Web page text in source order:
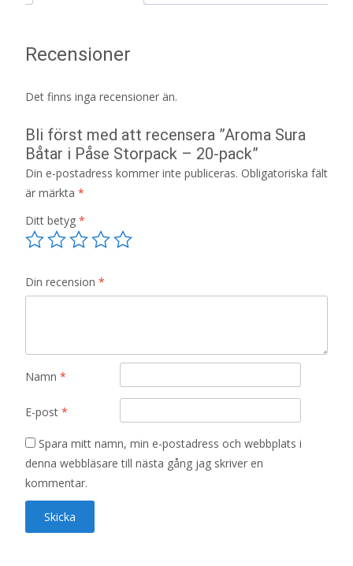
Recensioner
Det finns inga recensioner än.
Bli först med att recensera ”Aroma Sura
Båtar i Påse Storpack – 20-pack”
Din e-postadress kommer inte publiceras. Obligatoriska fält
är märkta *
Ditt betyg *
Din recension *
Namn *
E-post *
Spara mitt namn, min e-postadress och webbplats i
denna webbläsare till nästa gång jag skriver en
kommentar.